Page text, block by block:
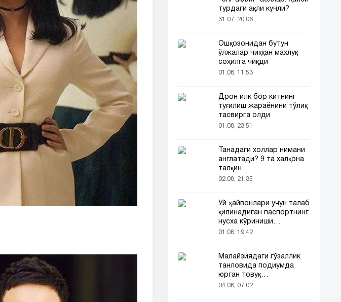
турдаги ақли кучли?
31.07, 20:06
Ошқозонидан бутун
ўлжалар чиққан махлуқ
соҳилга чиқди
01.08, 11:53
Дрон илк бор китнинг
туғилиш жараёнини тўлиқ
тасвирга олди
01.08, 23:51
Танадаги холлар нимани
англатади? 9 та халқона
талқин...
02.08, 21:35
Уй ҳайвонлари учун талаб
қилинадиган паспортнинг
нусха кўриниши
тармоқларда тарқалди
01.08, 19:42
Малайзиядаги гўзаллик
танловида подиумда
юрган товуқ
томошабинлар
04.08, 07:02